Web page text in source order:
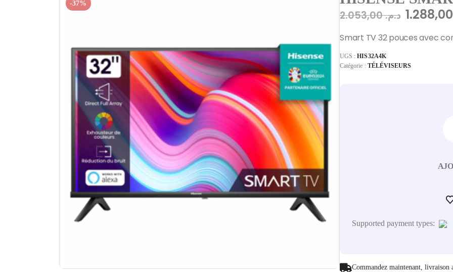
-37%
د.م.2.053,00
Smart TV 32 pouces avec
UGS :HIS32A4K
Catégorie : TÉLÉVISEURS
Supported payment types:
Commandez maintenant, livraison